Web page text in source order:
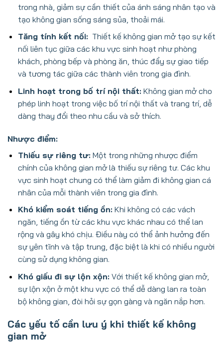
trong nhà, giảm sự cần thiết của ánh sáng nhân tạo và
tạo không gian sống sáng sủa, thoải mái.
Tăng tính kết nối:Thiết kế không gian mở tạo sự kết
nối liên tục giữa các khu vực sinh hoạt như phòng
khách, phòng bếp và phòng ăn, thúc đẩy sự giao tiếp
và tương tác giữa các thành viên trong gia đình.
Linh hoạt trong bố trí nội thất:Không gian mở cho
phép linh hoạt trong việc bố trí nội thất và trang trí, dễ
dàng thay đổi theo nhu cầu và sở thích.
Nhược điểm:
Thiếu sự riêng tư:Một trong những nhược điểm
chính của không gian mở là thiếu sự riêng tư. Các khu
vực sinh hoạt chung có thể làm giảm đi không gian cá
nhân của mỗi thành viên trong gia đình.
Khó kiểm soát tiếng ồn:Khi không có các vách
ngăn, tiếng ồn từ các khu vực khác nhau có thể lan
rộng và gây khó chịu. Điều này có thể ảnh hưởng đến
sự yên tĩnh và tập trung, đặc biệt là khi có nhiều người
cùng sử dụng không gian.
Khó giấu đi sự lộn xộn:Với thiết kế không gian mở,
sự lộn xộn ở một khu vực có thể dễ dàng lan ra toàn
bộ không gian, đòi hỏi sự gọn gàng và ngăn nắp hơn.
Các yếu tố cần lưu ý khi thiết kế không
gian mở